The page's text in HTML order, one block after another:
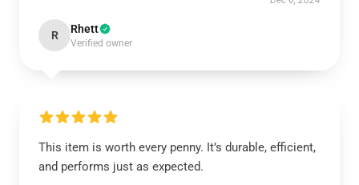
R Rhett
Verified owner
This item is worth every penny. It’s durable, efficient,
and performs just as expected.